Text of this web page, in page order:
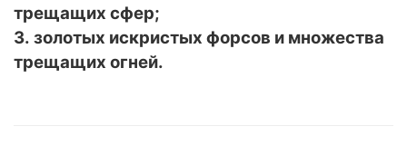
трещащих сфер;
3. золотых искристых форсов и множества
трещащих огней.